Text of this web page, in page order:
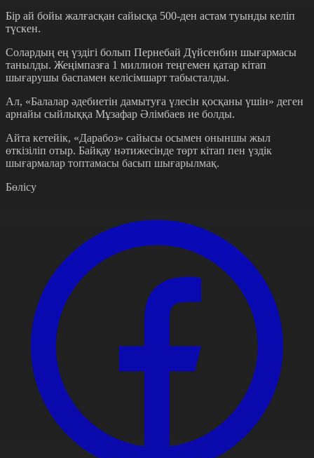
Бір ай бойы жалғасқан сайысқа 500-ден астам туынды келіп
түскен.
Солардың ең үздігі болып Пернебай Дүйсенбин шығармасы
танылды. Жеңімпазға 1 миллион теңгемен қатар кітап
шығарушы баспамен келісімшарт табысталды.
Ал, «Балалар әдебиетін дамытуға үлесін қосқаны үшін» деген
арнайы сыйлыққа Мұзафар Әлімбаев ие болды.
Айта кетейік, «Дарабоз» сайысы осымен оныншы жыл
өткізіліп отыр. Байқау нәтижесінде төрт кітап пен үздік
шығармалар топтамасы басып шығарылмақ.
Бөлісу